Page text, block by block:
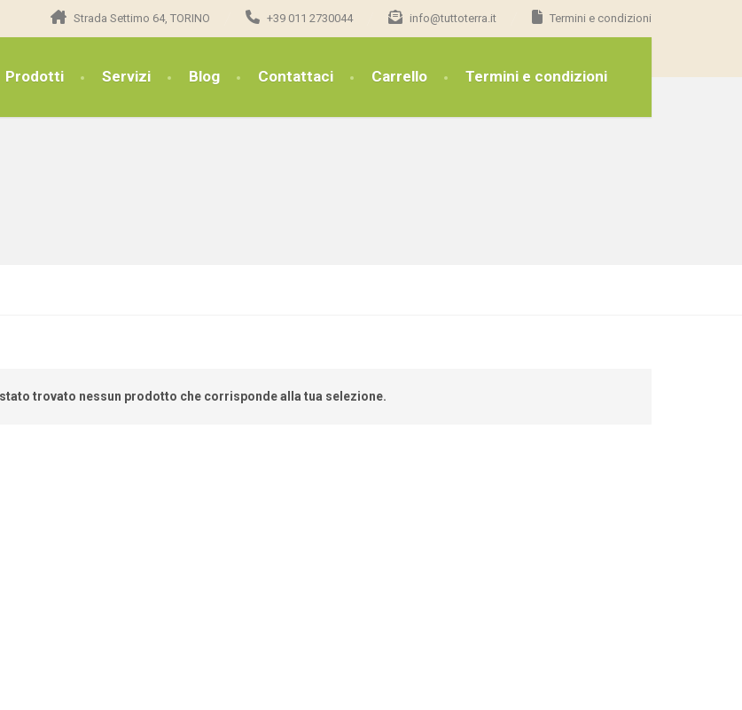
Strada Settimo 64, TORINO +39 011 2730044 info@tuttoterra.it Termini e condizioni
Prodotti Servizi Blog Contattaci Carrello Termini e condizioni
stato trovato nessun prodotto che corrisponde alla tua selezione.